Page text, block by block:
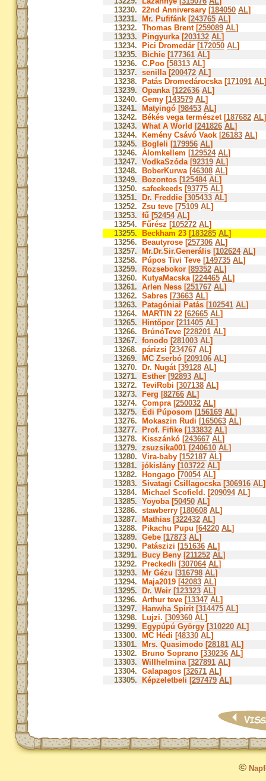
13230. 22nd Anniversary [184050 AL]
13231.
Mr. Pufifánk [243765 AL]
13232. Thomas Brent [259089 AL]
13233.
Pingyurka [203132 AL]
13234.
Pici Dromedár [172050 AL]
13235.
Bichie [177361 AL]
13236. C.Poo [58313 AL]
13237. senilla [200472 AL]
13238.
Patás Dromedárocska [171091 AL]
13239. Opanka [122636 AL]
13240. Gemy [143579 AL]
13241.
Matyingó [98453 AL]
13242.
Békés vega természet [187682 AL]
13243. What A World [241826 AL]
13244.
Kemény Csávó Vaok [26183 AL]
13245.
Bogleli [179956 AL]
13246. Álomkellem [129524 AL]
13247. VodkaSzóda [92319 AL]
13248.
BoberKurwa [46308 AL]
13249.
Bozontos [125484 AL]
13250. safeekeeds [93775 AL]
13251.
Dr. Freddie [305433 AL]
13252. Zsu teve [75109 AL]
13253. fű [52454 AL]
13254.
Fűrész [105272 AL]
13255.
Beckham 23 [183285 AL]
13256.
Beautyrose [257306 AL]
13257.
Mr.Dr.Sir.Generális [102624 AL]
13258.
Púpos Tivi Teve [149735 AL]
13259.
Rozsebokor [89352 AL]
13260.
KutyaMacska [224465 AL]
13261. Arlen Ness [251767 AL]
13262. Sabres [73663 AL]
13263.
Patagóniai Patás [102541 AL]
13264.
MARTIN 22 [62665 AL]
13265.
Hintőpor [211405 AL]
13266.
BrúnóTeve [228201 AL]
13267. fonodo [281003 AL]
13268. párizsi [234767 AL]
13269.
MC Zserbó [209106 AL]
13270.
Dr. Nugát [39128 AL]
13271.
Esther [92893 AL]
13272. TeviRobi [307138 AL]
13273.
Ferg [82766 AL]
13274. Compra [250032 AL]
13275.
Édi Púposom [156169 AL]
13276.
Mokaszin Rudi [165063 AL]
13277.
Prof. Fifike [133832 AL]
13278.
Kisszánkó [243667 AL]
13279. zsuzsika001 [240610 AL]
13280. Vira-baby [152187 AL]
13281. jókislány [103722 AL]
13282.
Hongago [70054 AL]
13283. Sivatagi Csillagocska [306916 AL]
13284.
Michael Scofield. [209094 AL]
13285. Yoyoba [50450 AL]
13286. stawberry [180608 AL]
13287.
Mathias [322432 AL]
13288.
Pikachu Pupu [64220 AL]
13289. Gebe [17873 AL]
13290.
Patászizi [151636 AL]
13291.
Bucy Beny [211252 AL]
13292.
Preckedli [307064 AL]
13293.
Mr Gézu [316798 AL]
13294.
Maja2019 [42083 AL]
13295.
Dr. Weir [123323 AL]
13296. Arthur teve [13347 AL]
13297.
Hanwha Spirit [314475 AL]
13298.
Lujzi. [309360 AL]
13299.
Egypúpú György [310220 AL]
13300.
MC Hédi [48330 AL]
13301.
Mrs. Quasimodo [28181 AL]
13302.
Bruno Soprano [330236 AL]
13303. Willhelmina [327891 AL]
13304. Galapagos [32671 AL]
13305.
Képzeletbeli [297479 AL]
©